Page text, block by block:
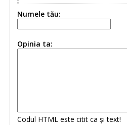
Numele tău:
Opinia ta:
Codul HTML este citit ca şi text!